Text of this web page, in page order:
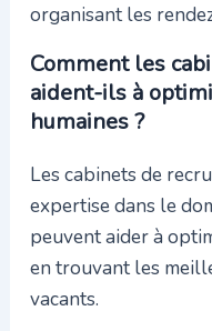
organisant les
Comment les
aident-ils à
humaines ?
Les cabinets de
expertise dans le
peuvent aider à
en trouvant les
vacants.